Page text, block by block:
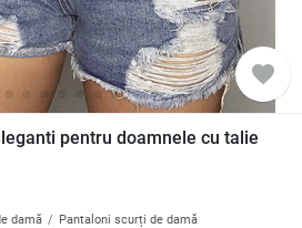
favorite
pentru doamnele cu talie
damă Pantaloni scurți de damă